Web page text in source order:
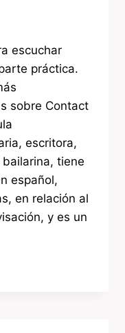
escuchar
práctica.
sobre Contact
escritora,
tiene
español,
en relación al
y es un